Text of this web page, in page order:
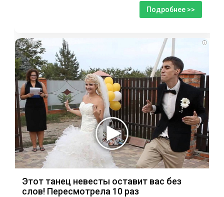
Подробнее >>
i
Этот танец невесты оставит вас без
слов! Пересмотрела 10 раз